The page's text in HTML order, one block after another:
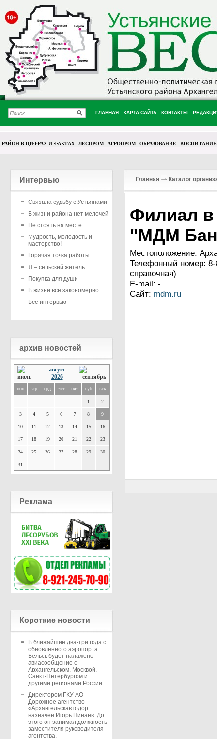
ГЛАВНАЯ КАРТА САЙТА КОНТАКТЫ
РАЙОН В ЦИФРАХ И ФАКТАХ ЛЕСПРОМ АГРОПРОМ ОБРАЗОВАНИЕ ВОСПИТАНИЕ
Интервью
Связала судьбу с Устьянами
В жизни района нет мелочей
Не стоять на месте…
Мудрость, молодость и
мастерство!
Горячая точка работы
Я – сельский житель
Покупка для души
В жизни все закономерно
Все интервью
архив новостей
август
2026
пон втр срд чет пят суб вск
1 2
3 4 5 6 7 8 9
10 11 12 13 14 15 16
17 18 19 20 21 22 23
24 25 26 27 28 29 30
31
Реклама
Короткие новости
В ближайшие два-три года с
обновленного аэропорта
Вельск будет налажено
авиасообщение с
Архангельском, Москвой,
Санкт-Петербургом и
другими регионами России.
Директором ГКУ АО
Дорожное агентство
«Архангельскавтодор
назначен Игорь Пинаев. До
этого он занимал должность
заместителя руководителя
агентства.
Главная Каталог
Филиал в
"МДМ
Местоположение:
Телефонный номер: 8-
справочная)
E-mail: -
Сайт: mdm.ru